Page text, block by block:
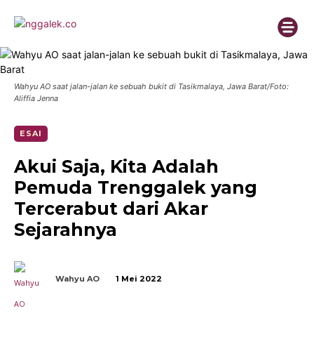
Wahyu AO saat jalan-jalan ke sebuah bukit di Tasikmalaya, Jawa Barat/Foto:
Aliffia Jenna
ESAI
Akui Saja, Kita Adalah
Pemuda Trenggalek yang
Tercerabut dari Akar
Sejarahnya
Wahyu AO 1 Mei 2022